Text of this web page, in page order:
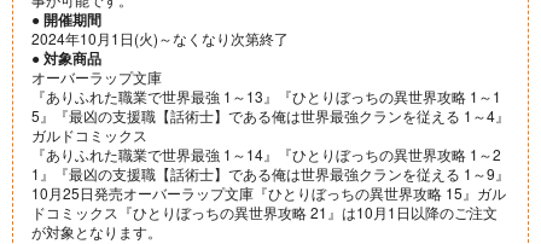
● 開催期間
2024年10月1日(火)～なくなり次第終了
● 対象商品
オーバーラップ文庫
『ありふれた職業で世界最強 1～13』『ひとりぼっちの異世界攻略 1～1
5』『最凶の支援職【話術士】である俺は世界最強クランを従える 1～4』
ガルドコミックス
『ありふれた職業で世界最強 1～14』『ひとりぼっちの異世界攻略 1～2
1』『最凶の支援職【話術士】である俺は世界最強クランを従える 1～9』
10月25日発売オーバーラップ文庫『ひとりぼっちの異世界攻略 15』ガル
ドコミックス『ひとりぼっちの異世界攻略 21』は10月1日以降のご注文
が対象となります。